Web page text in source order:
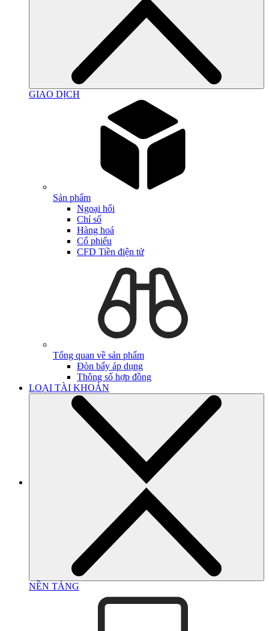
GIAO DỊCH
Sản phẩm
Ngoại hối
Chỉ số
Hàng hoá
Cổ phiếu
CFD Tiền điện tử
Tổng quan về sản phẩm
Đòn bẩy áp dụng
Thông số hợp đồng
LOẠI TÀI KHOẢN
NỀN TẢNG